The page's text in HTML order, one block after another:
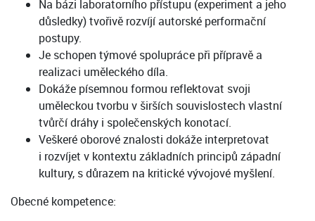
Na bázi laboratorního přístupu (experiment a jeho
důsledky) tvořivě rozvíjí autorské performační
postupy.
Je schopen týmové spolupráce při přípravě a
realizaci uměleckého díla.
Dokáže písemnou formou reflektovat svoji
uměleckou tvorbu v širších souvislostech vlastní
tvůrčí dráhy i společenských konotací.
Veškeré oborové znalosti dokáže interpretovat
i rozvíjet v kontextu základních principů západní
kultury, s důrazem na kritické vývojové myšlení.
Obecné kompetence: